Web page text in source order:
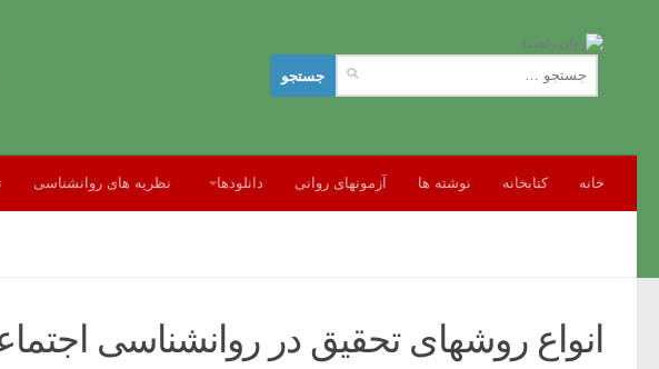
برای:
خانه کتابخانه نوشته ها آزمونهای روانی دانلودها نظریه های روانشناسی
انواع روشهای تحقیق در روانشناسی